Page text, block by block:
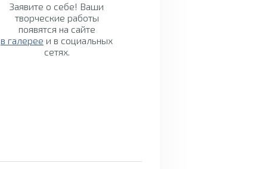
Заявите о себе! Ваши
творческие работы
появятся на сайте
в галерее и в социальных
сетях.